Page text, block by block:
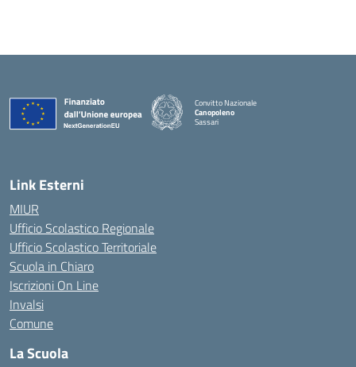
Convitto Nazionale
Canopoleno
Sassari
Link Esterni
MIUR
Ufficio Scolastico Regionale
Ufficio Scolastico Territoriale
Scuola in Chiaro
Iscrizioni On Line
Invalsi
Comune
La Scuola